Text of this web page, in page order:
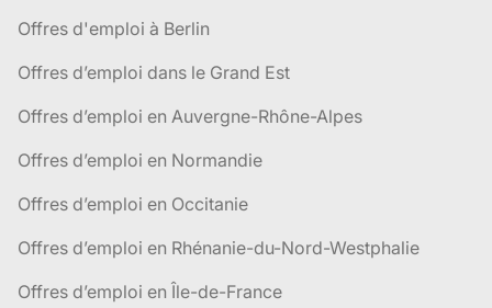
Offres d'emploi à Berlin
Offres d’emploi dans le Grand Est
Offres d’emploi en Auvergne-Rhône-Alpes
Offres d’emploi en Normandie
Offres d’emploi en Occitanie
Offres d’emploi en Rhénanie-du-Nord-Westphalie
Offres d’emploi en Île-de-France